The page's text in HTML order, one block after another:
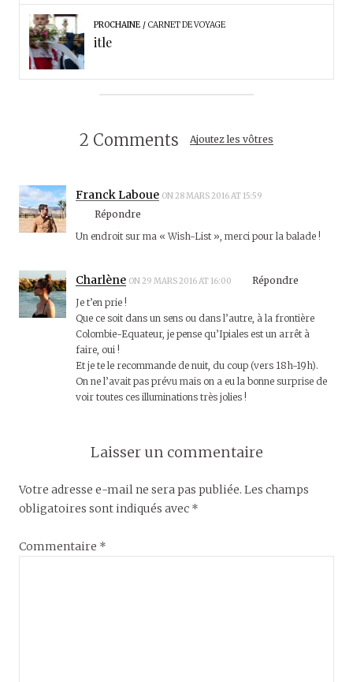
PROCHAINE CARNET DE VOYAGE
itle
2 Comments Ajoutez les vôtres
Franck Laboue ON 28 MARS 2016 AT 15:59
Répondre
Un endroit sur ma « Wish-List », merci pour la balade !
Charlène ON 29 MARS 2016 AT 16:00
Répondre
Je t’en prie !
Que ce soit dans un sens ou dans l’autre, à la frontière
Colombie-Equateur, je pense qu’Ipiales est un arrêt à
faire, oui !
Et je te le recommande de nuit, du coup (vers 18h-19h).
On ne l’avait pas prévu mais on a eu la bonne surprise de
voir toutes ces illuminations très jolies !
Laisser un commentaire
Votre adresse e-mail ne sera pas publiée. Les champs
obligatoires sont indiqués avec *
Commentaire *